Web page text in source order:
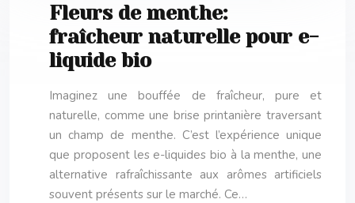
Fleurs de menthe:
fraîcheur naturelle pour e-
liquide bio
Imaginez une bouffée de fraîcheur, pure et
naturelle, comme une brise printanière traversant
un champ de menthe. C’est l’expérience unique
que proposent les e-liquides bio à la menthe, une
alternative rafraîchissante aux arômes artificiels
souvent présents sur le marché. Ce…